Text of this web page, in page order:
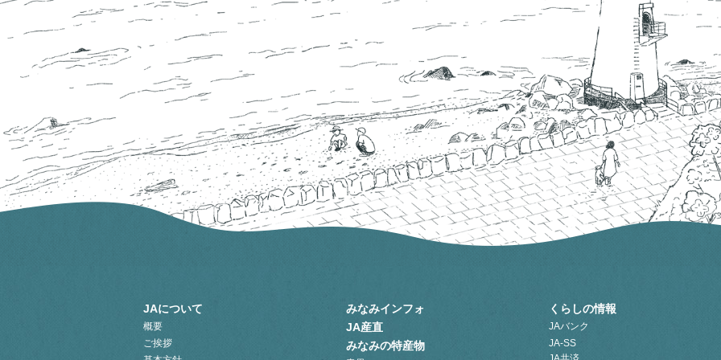
JAについて
概要
ご挨拶
みなみインフォ
JA産直
みなみの特産物
くらしの情報
JAバンク
JA-SS